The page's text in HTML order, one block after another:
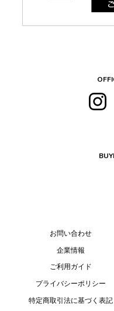
お問い合わせ
企業情報
ご利用ガイド
プライバシーポリシー
特定商取引法に基づく表記